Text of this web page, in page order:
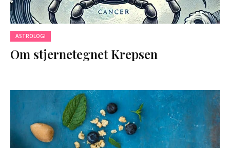
ASTROLOGI
Om stjernetegnet Krepsen